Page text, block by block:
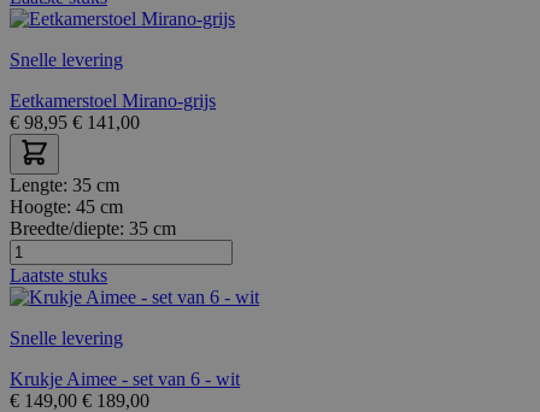
Snelle levering
Eetkamerstoel Mirano-grijs
€ 98,95 € 141,00
Lengte: 35 cm
Hoogte: 45 cm
Breedte/diepte: 35 cm
Laatste stuks
Snelle levering
Krukje Aimee - set van 6 - wit
€ 149,00 € 189,00